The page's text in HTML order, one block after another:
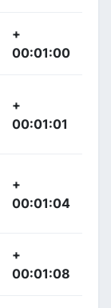
+
00:01:00
+
00:01:01
+
00:01:04
+
00:01:08